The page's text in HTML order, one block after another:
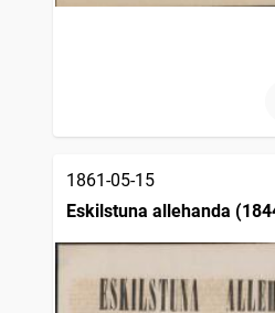
träffar
1861-05-15
Eskilstuna allehanda